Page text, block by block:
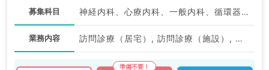
募集科目 神経内科、心療内科、一般内科、循環器内科、呼吸器内科、消化器内科、内分泌・代謝内科、腎臓内科、老年内科、膠原病科
業務内容 訪問診療（居宅）, 訪問診療（施設）, 訪問診療（施設）